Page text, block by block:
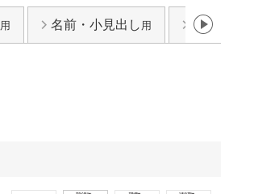
用 名前・小見出し 用 整理・バーコ